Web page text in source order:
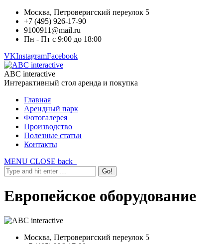
Москва, Петроверигский переулок 5
+7 (495) 926-17-90
9100911@mail.ru
Пн - Пт с 9:00 до 18:00
VKInstagramFacebook
ABC interactive
Интерактивный стол аренда и покупка
Главная
Арендный парк
Фотогалерея
Производство
Полезные статьи
Контакты
MENU CLOSE back
Европейское оборудование
Москва, Петроверигский переулок 5